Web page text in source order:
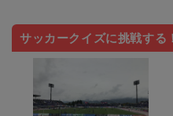
サッカークイズに挑戦する！